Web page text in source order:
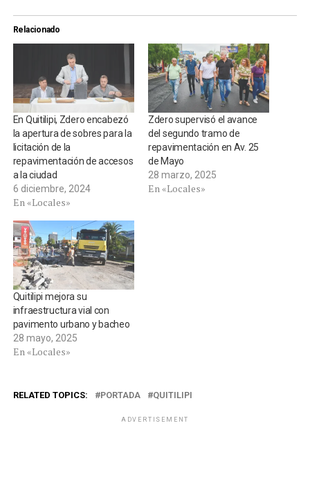
Relacionado
En Quitilipi, Zdero encabezó
la apertura de sobres para la
licitación de la
repavimentación de accesos
a la ciudad
6 diciembre, 2024
En «Locales»
Zdero supervisó el avance
del segundo tramo de
repavimentación en Av. 25
de Mayo
28 marzo, 2025
En «Locales»
Quitilipi mejora su
infraestructura vial con
pavimento urbano y bacheo
28 mayo, 2025
En «Locales»
RELATED TOPICS: PORTADA QUITILIPI
ADVERTISEMENT